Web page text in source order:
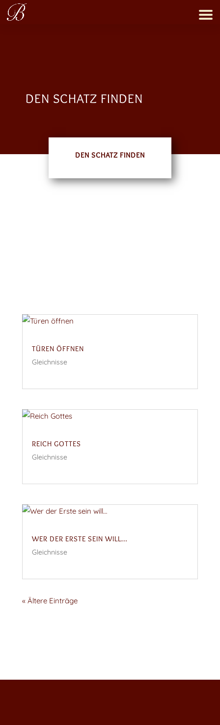
DEN SCHATZ FINDEN
DEN SCHATZ FINDEN
TÜREN ÖFFNEN
Gleichnisse
REICH GOTTES
Gleichnisse
WER DER ERSTE SEIN WILL…
Gleichnisse
« Ältere Einträge